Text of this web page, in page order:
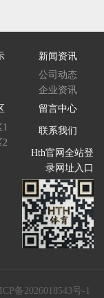
新闻资讯
公司动态
企业资讯
2
留言中心
联系我们
Hth官网全站登
录网址入口
备2026018543号-1